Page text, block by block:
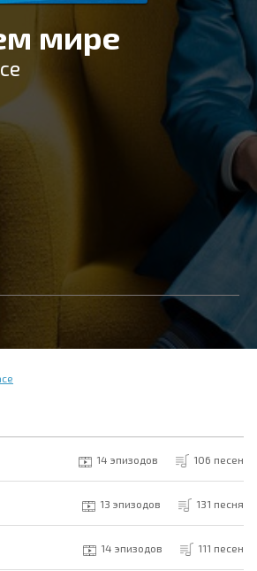
мире
14 эпизодов 106 песен
13 эпизодов 131 песня
14 эпизодов 111 песен